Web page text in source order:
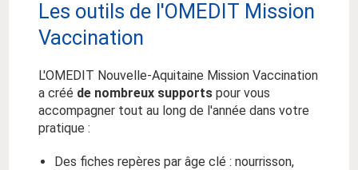
Les outils de l'OMEDIT Mission
Vaccination
L'OMEDIT Nouvelle-Aquitaine Mission Vaccination
a créé de nombreux supports pour vous
accompagner tout au long de l'année dans votre
pratique :
Des fiches repères par âge clé : nourrisson,